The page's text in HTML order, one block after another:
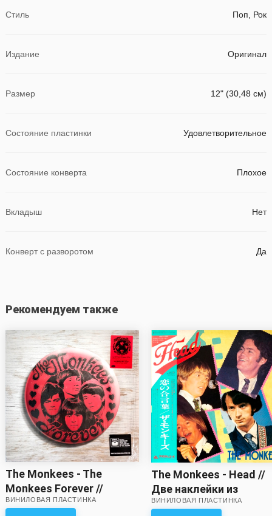
Стиль Поп, Рок
Издание Оригинал
Размер 12" (30,48 см)
Состояние пластинки Удовлетворительное
Состояние конверта Плохое
Вкладыш Нет
Конверт с разворотом Да
Рекомендуем также
The Monkees - The
Monkees Forever //
Отличный звук! Очень
ВИНИЛОВАЯ ПЛАСТИНКА
The Monkees - Head //
Две наклейки из
большого набора
ВИНИЛОВАЯ ПЛАСТИНКА